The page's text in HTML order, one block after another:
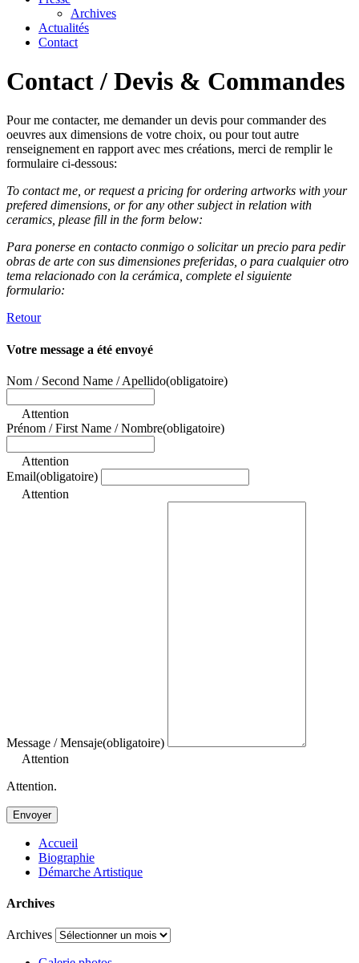
Archives
Actualités
Contact
Contact / Devis & Commandes
Pour me contacter, me demander un devis pour commander des
oeuvres aux dimensions de votre choix, ou pour tout autre
renseignement en rapport avec mes créations, merci de remplir le
formulaire ci-dessous:
To contact me, or request a pricing for ordering artworks with your
prefered dimensions, or for any other subject in relation with
ceramics, please fill in the form below:
Para ponerse en contacto conmigo o solicitar un precio para pedir
obras de arte con sus dimensiones preferidas, o para cualquier otro
tema relacionado con la cerámica, complete el siguiente
formulario:
Retour
Votre message a été envoyé
Nom / Second Name / Apellido(obligatoire)
Attention
Prénom / First Name / Nombre(obligatoire)
Attention
Email(obligatoire)
Attention
Message / Mensaje(obligatoire)
Attention
Attention.
Envoyer
Accueil
Biographie
Démarche Artistique
Archives
Archives